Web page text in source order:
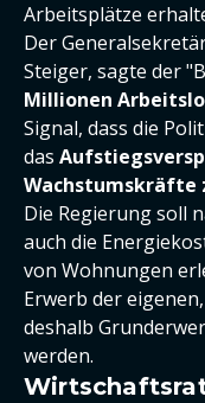
Arbeitsplätze
Der
Steiger, sagte der
Millionen
Signal, dass die
das
Wachstumskräfte
Die Regierung soll
auch die
von Wohnungen
Erwerb der
deshalb
werden.